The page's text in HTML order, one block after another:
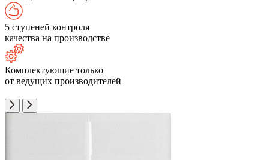
5 ступеней контроля
качества на производстве
Комплектующие только
от ведущих производителей